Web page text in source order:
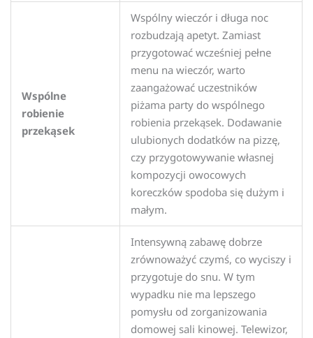
Wspólne
robienie
przekąsek
Wspólny wieczór i długa noc
rozbudzają apetyt. Zamiast
przygotować wcześniej pełne
menu na wieczór, warto
zaangażować uczestników
piżama party do wspólnego
robienia przekąsek. Dodawanie
ulubionych dodatków na pizzę,
czy przygotowywanie własnej
kompozycji owocowych
koreczków spodoba się dużym i
małym.
Intensywną zabawę dobrze
zrównoważyć czymś, co wyciszy i
przygotuje do snu. W tym
wypadku nie ma lepszego
pomysłu od zorganizowania
domowej sali kinowej. Telewizor,